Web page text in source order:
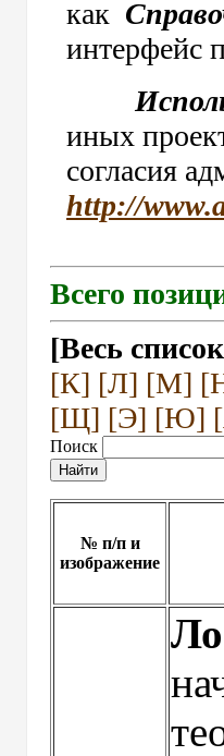
как
интерфейс
иных
согласия
http://
Всего
[Весь
[К] [Л] [М]
[Щ] [Э] [Ю]
Поиск
№ п/п и
изображение